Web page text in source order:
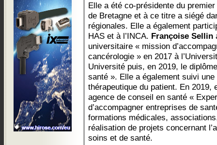
Elle a été co-présidente du
de Bretagne et à ce titre a siégé
régionales. Elle a également
HAS et à l’INCA. Françoise Sellin
universitaire « mission
cancérologie » en 2017 à
Université puis, en 2019, le
santé ». Elle a également suivi
thérapeutique du patient. En 2019,
agence de conseil en santé «
d’accompagner entreprises de
formations médicales,
réalisation de projets concernant
soins et de santé.